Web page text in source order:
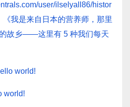
user/ilselyall86/histor
《我是来自日本的营养师，那里
故乡——这里有 5 种我们每天
world!
world!